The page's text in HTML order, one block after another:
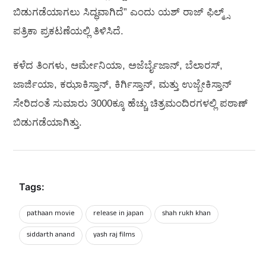
ಬಿಡುಗಡೆಯಾಗಲು ಸಿದ್ಧವಾಗಿದೆ” ಎಂದು ಯಶ್ ರಾಜ್ ಫಿಲ್ಮ್ಸ್
ಪತ್ರಿಕಾ ಪ್ರಕಟಣೆಯಲ್ಲಿ ತಿಳಿಸಿದೆ.
ಕಳೆದ ತಿಂಗಳು, ಆರ್ಮೇನಿಯಾ, ಅಜೆರ್ಬೈಜಾನ್, ಬೆಲಾರಸ್,
ಜಾರ್ಜಿಯಾ, ಕಝಾಕಿಸ್ತಾನ್, ಕಿರ್ಗಿಸ್ತಾನ್, ಮತ್ತು ಉಜ್ಬೇಕಿಸ್ತಾನ್
ಸೇರಿದಂತೆ ಸುಮಾರು 3000ಕ್ಕೂ ಹೆಚ್ಚು ಚಿತ್ರಮಂದಿರಗಳಲ್ಲಿ ಪಠಾಣ್
ಬಿಡುಗಡೆಯಾಗಿತ್ತು.
Tags:
pathaan movie release in japan
shah rukh khan
siddarth anand
yash raj films